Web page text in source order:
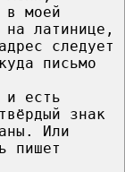
в моей
на латинице,
следует
письмо
есть
знак
Или
пишет